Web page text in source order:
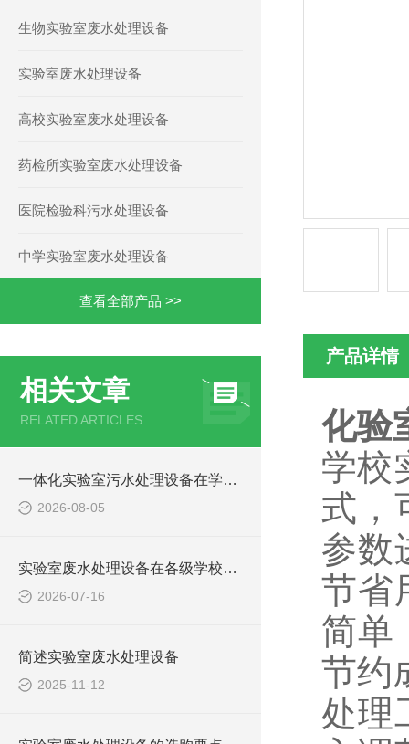
生物实验室废水处理设备
实验室废水处理设备
高校实验室废水处理设备
药检所实验室废水处理设备
医院检验科污水处理设备
中学实验室废水处理设备
查看全部产品 >>
相关文章
RELATED ARTICLES
一体化实验室污水处理设备在学校化学实验室的应用
2026-08-05
实验室废水处理设备在各级学校的应用
2026-07-16
简述实验室废水处理设备
2025-11-12
产品详情
化验
学校
式，
参数
节省
简单
节约
处理